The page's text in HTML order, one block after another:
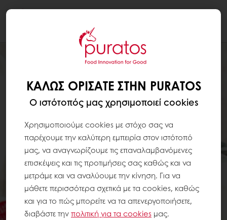
ΚΑΛΏΣ ΟΡΊΣΑΤΕ ΣΤΗΝ PURATOS
Ο ιστότοπός μας χρησιμοποιεί cookies
Χρησιμοποιούμε cookies με στόχο σας να
παρέχουμε την καλύτερη εμπειρία στον ιστότοπό
μας, να αναγνωρίζουμε τις επαναλαμβανόμενες
επισκέψεις και τις προτιμήσεις σας καθώς και να
μετράμε και να αναλύουμε την κίνηση. Για να
μάθετε περισσότερα σχετικά με τα cookies, καθώς
και για το πώς μπορείτε να τα απενεργοποιήσετε,
διαβάστε τηνπολιτική για τα cookies μας.